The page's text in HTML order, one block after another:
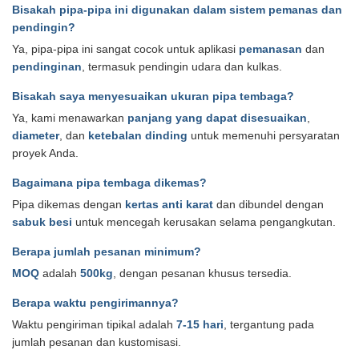
Bisakah pipa-pipa ini digunakan dalam sistem pemanas dan
pendingin?
Ya, pipa-pipa ini sangat cocok untuk aplikasi pemanasan dan
pendinginan, termasuk pendingin udara dan kulkas.
Bisakah saya menyesuaikan ukuran pipa tembaga?
Ya, kami menawarkan panjang yang dapat disesuaikan,
diameter, dan ketebalan dinding untuk memenuhi persyaratan
proyek Anda.
Bagaimana pipa tembaga dikemas?
Pipa dikemas dengan kertas anti karat dan dibundel dengan
sabuk besi untuk mencegah kerusakan selama pengangkutan.
Berapa jumlah pesanan minimum?
MOQ adalah 500kg, dengan pesanan khusus tersedia.
Berapa waktu pengirimannya?
Waktu pengiriman tipikal adalah 7-15 hari, tergantung pada
jumlah pesanan dan kustomisasi.